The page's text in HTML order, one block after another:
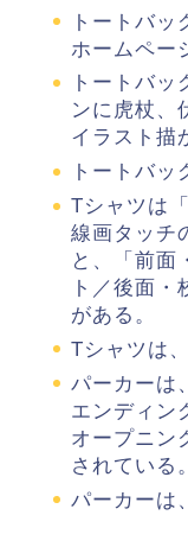
トートバ
ホームペー
トートバ
ンに虎杖、
イラスト描
トートバッ
Tシャツは
線画タッチ
と、「前面
ト／後面
がある。
Tシャツは
パーカーは
エンディン
オープニン
されている。
パーカーは